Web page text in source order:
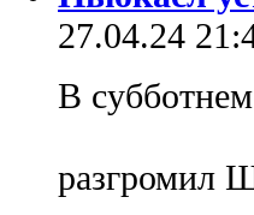
27.04.24
В
разгромил